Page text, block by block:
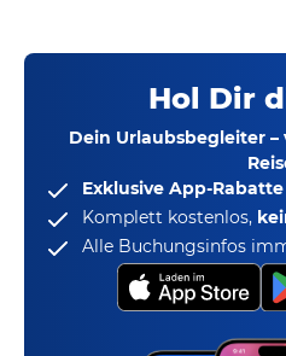
Hol Dir
Dein Urlaubsbegleiter
Exklusive App-Rabatte
Komplett kostenlos,
Alle Buchungsinfos